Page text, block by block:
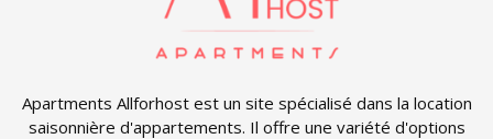
Apartments Allforhost est un site spécialisé dans la location
saisonnière d'appartements. Il offre une variété d'options